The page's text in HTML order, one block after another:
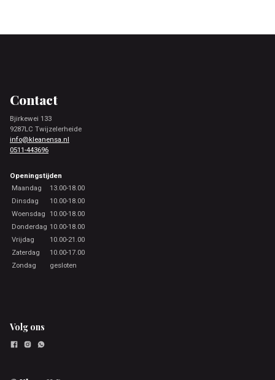
Contact
Bjirkewei 133
9287LC Twijzelerheide
info@kleanensa.nl
0511-443696
Openingstijden
Maandag
13.00-18.00
Dinsdag
10.00-18.00
Woensdag 10.00-18.00
Donderdag 10.00-18.00
Vrijdag
10.00-21.00
Zaterdag
10.00-17.00
Zondag
gesloten
Volg ons